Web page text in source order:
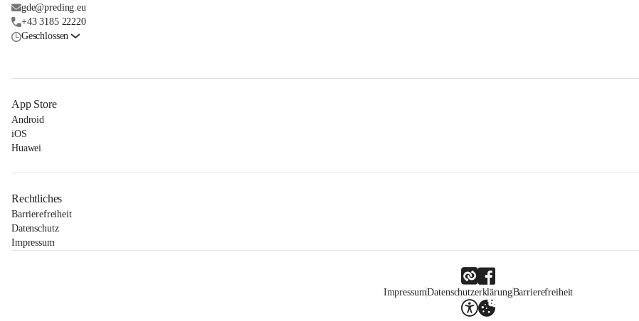
gde@preding.eu
+43 3185 22220
Geschlossen
App Store
Android
iOS
Huawei
Rechtliches
Barrierefreiheit
Datenschutz
Impressum
ImpressumDatenschutzerklärungBarrierefreiheit